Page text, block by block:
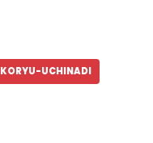
KORYU-UCHINADI